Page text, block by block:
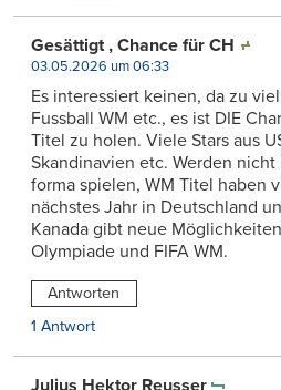
Gesättigt , Chance für CH
03.05.2026 um 06:33
Es interessiert keinen, da zu
Fussball WM etc., es ist DIE
Titel zu holen. Viele Stars aus
Skandinavien etc. Werden
forma spielen, WM Titel haben
nächstes Jahr in Deutschland
Kanada gibt neue
Olympiade und FIFA WM.
Antworten
1 Antwort